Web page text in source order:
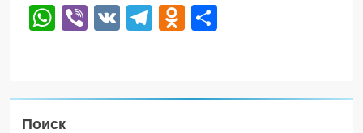
WhatsApp
Viber
VK TelegramOdnoklassniki
Поиск